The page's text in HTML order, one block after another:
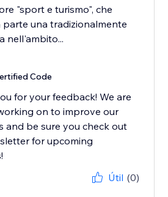
"sport e turismo", che
parte una tradizionalmente
nell'ambito...
Code
for your feedback! We are
on to improve our
and be sure you check out
for upcoming
Útil (0)